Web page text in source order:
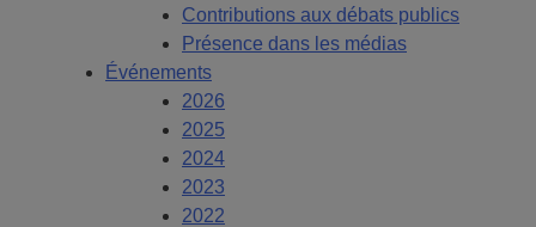
Contributions aux débats publics
Présence dans les médias
Événements
2026
2025
2024
2023
2022